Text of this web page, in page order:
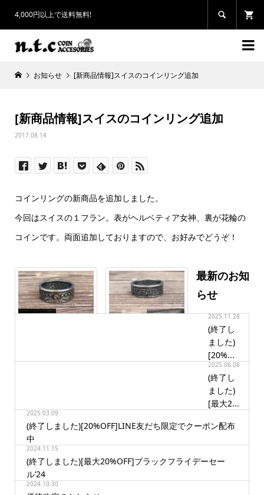
4,000円以上で送料無料! 

お知らせ [新商品情報]スイスのコインリング追加
[新商品情報]スイスのコインリング追加
2017.08.14
コインリングの新商品を追加しました。
今回はスイスの１フラン。表がヘルベティア女神、裏が花輪の
コインです。両面追加しておりますので、お好みでどうぞ！
最新のお知
らせ
お知らせ一覧
2025.11.28
(終了し
ました)
[20%...
2025.06.08
(終了し
ました)
[最大2...
2025.03.09
(終了しました)[20%OFF]LINE友だち限定でクーポン配布
中
2024.11.15
(終了しました)[最大20%OFF]ブラックフライデーセー
ル’24
2024.10.30